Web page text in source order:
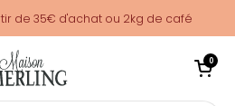
de 35€ d'achat ou 2kg de café
Set de table feuille -
Ouvrir le
0